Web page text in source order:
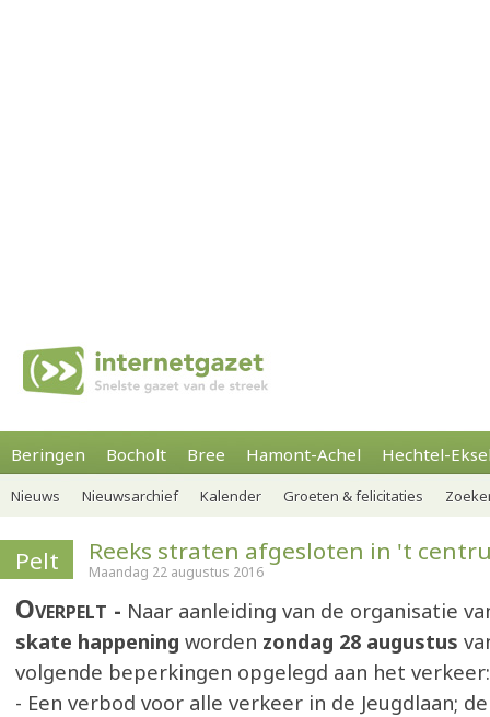
Beringen Bocholt Bree Hamont-Achel Hechtel-
Nieuws Nieuwsarchief Kalender Groeten & felicitaties
Pelt Reeks straten afgesloten in 't
Maandag 22 augustus 2016
Overpelt
Naar aanleiding van de organisatie
skate happening worden zondag 28 augustus
volgende beperkingen opgelegd aan het verkeer:
- Een verbod voor alle verkeer in de Jeugdlaan;